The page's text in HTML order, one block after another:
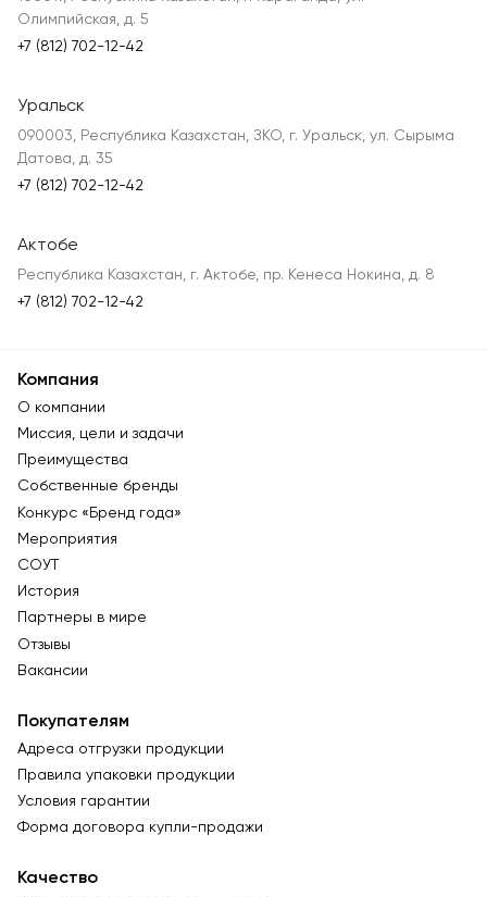
Олимпийская, д. 5
+7 (812) 702-12-42
Уральск
090003, Республика Казахстан, ЗКО, г. Уральск, ул. Сырыма
Датова, д. 35
+7 (812) 702-12-42
Актобе
Республика Казахстан, г. Актобе, пр. Кенеса Нокина, д. 8
+7 (812) 702-12-42
Компания
О компании
Миссия, цели и задачи
Преимущества
Собственные бренды
Конкурс «Бренд года»
Мероприятия
СОУТ
История
Партнеры в мире
Отзывы
Вакансии
Покупателям
Адреса отгрузки продукции
Правила упаковки продукции
Условия гарантии
Форма договора купли-продажи
Качество